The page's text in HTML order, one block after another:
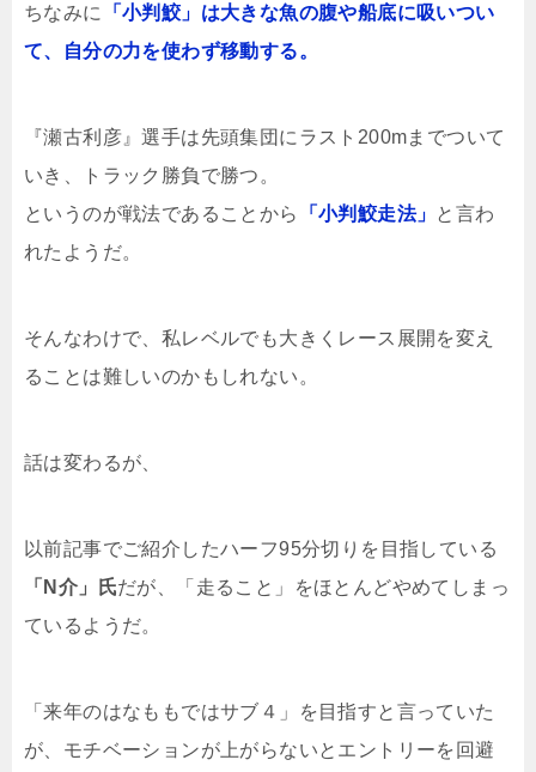
ちなみに 「小判鮫」は大きな魚の腹や船底に吸いつい
て、自分の力を使わず移動する。
『瀬古利彦』選手は先頭集団にラスト200mまでついて
いき、トラック勝負で勝つ。
というのが戦法であることから
「小判鮫走法」 と言わ
れたようだ。
そんなわけで、私レベルでも大きくレース展開を変え
ることは難しいのかもしれない。
話は変わるが、
以前記事でご紹介したハーフ95分切りを目指している
「N介」氏だが、「走ること」をほとんどやめてしまっ
ているようだ。
「来年のはなももではサブ４」を目指すと言っていた
が、モチベーションが上がらないとエントリーを回避